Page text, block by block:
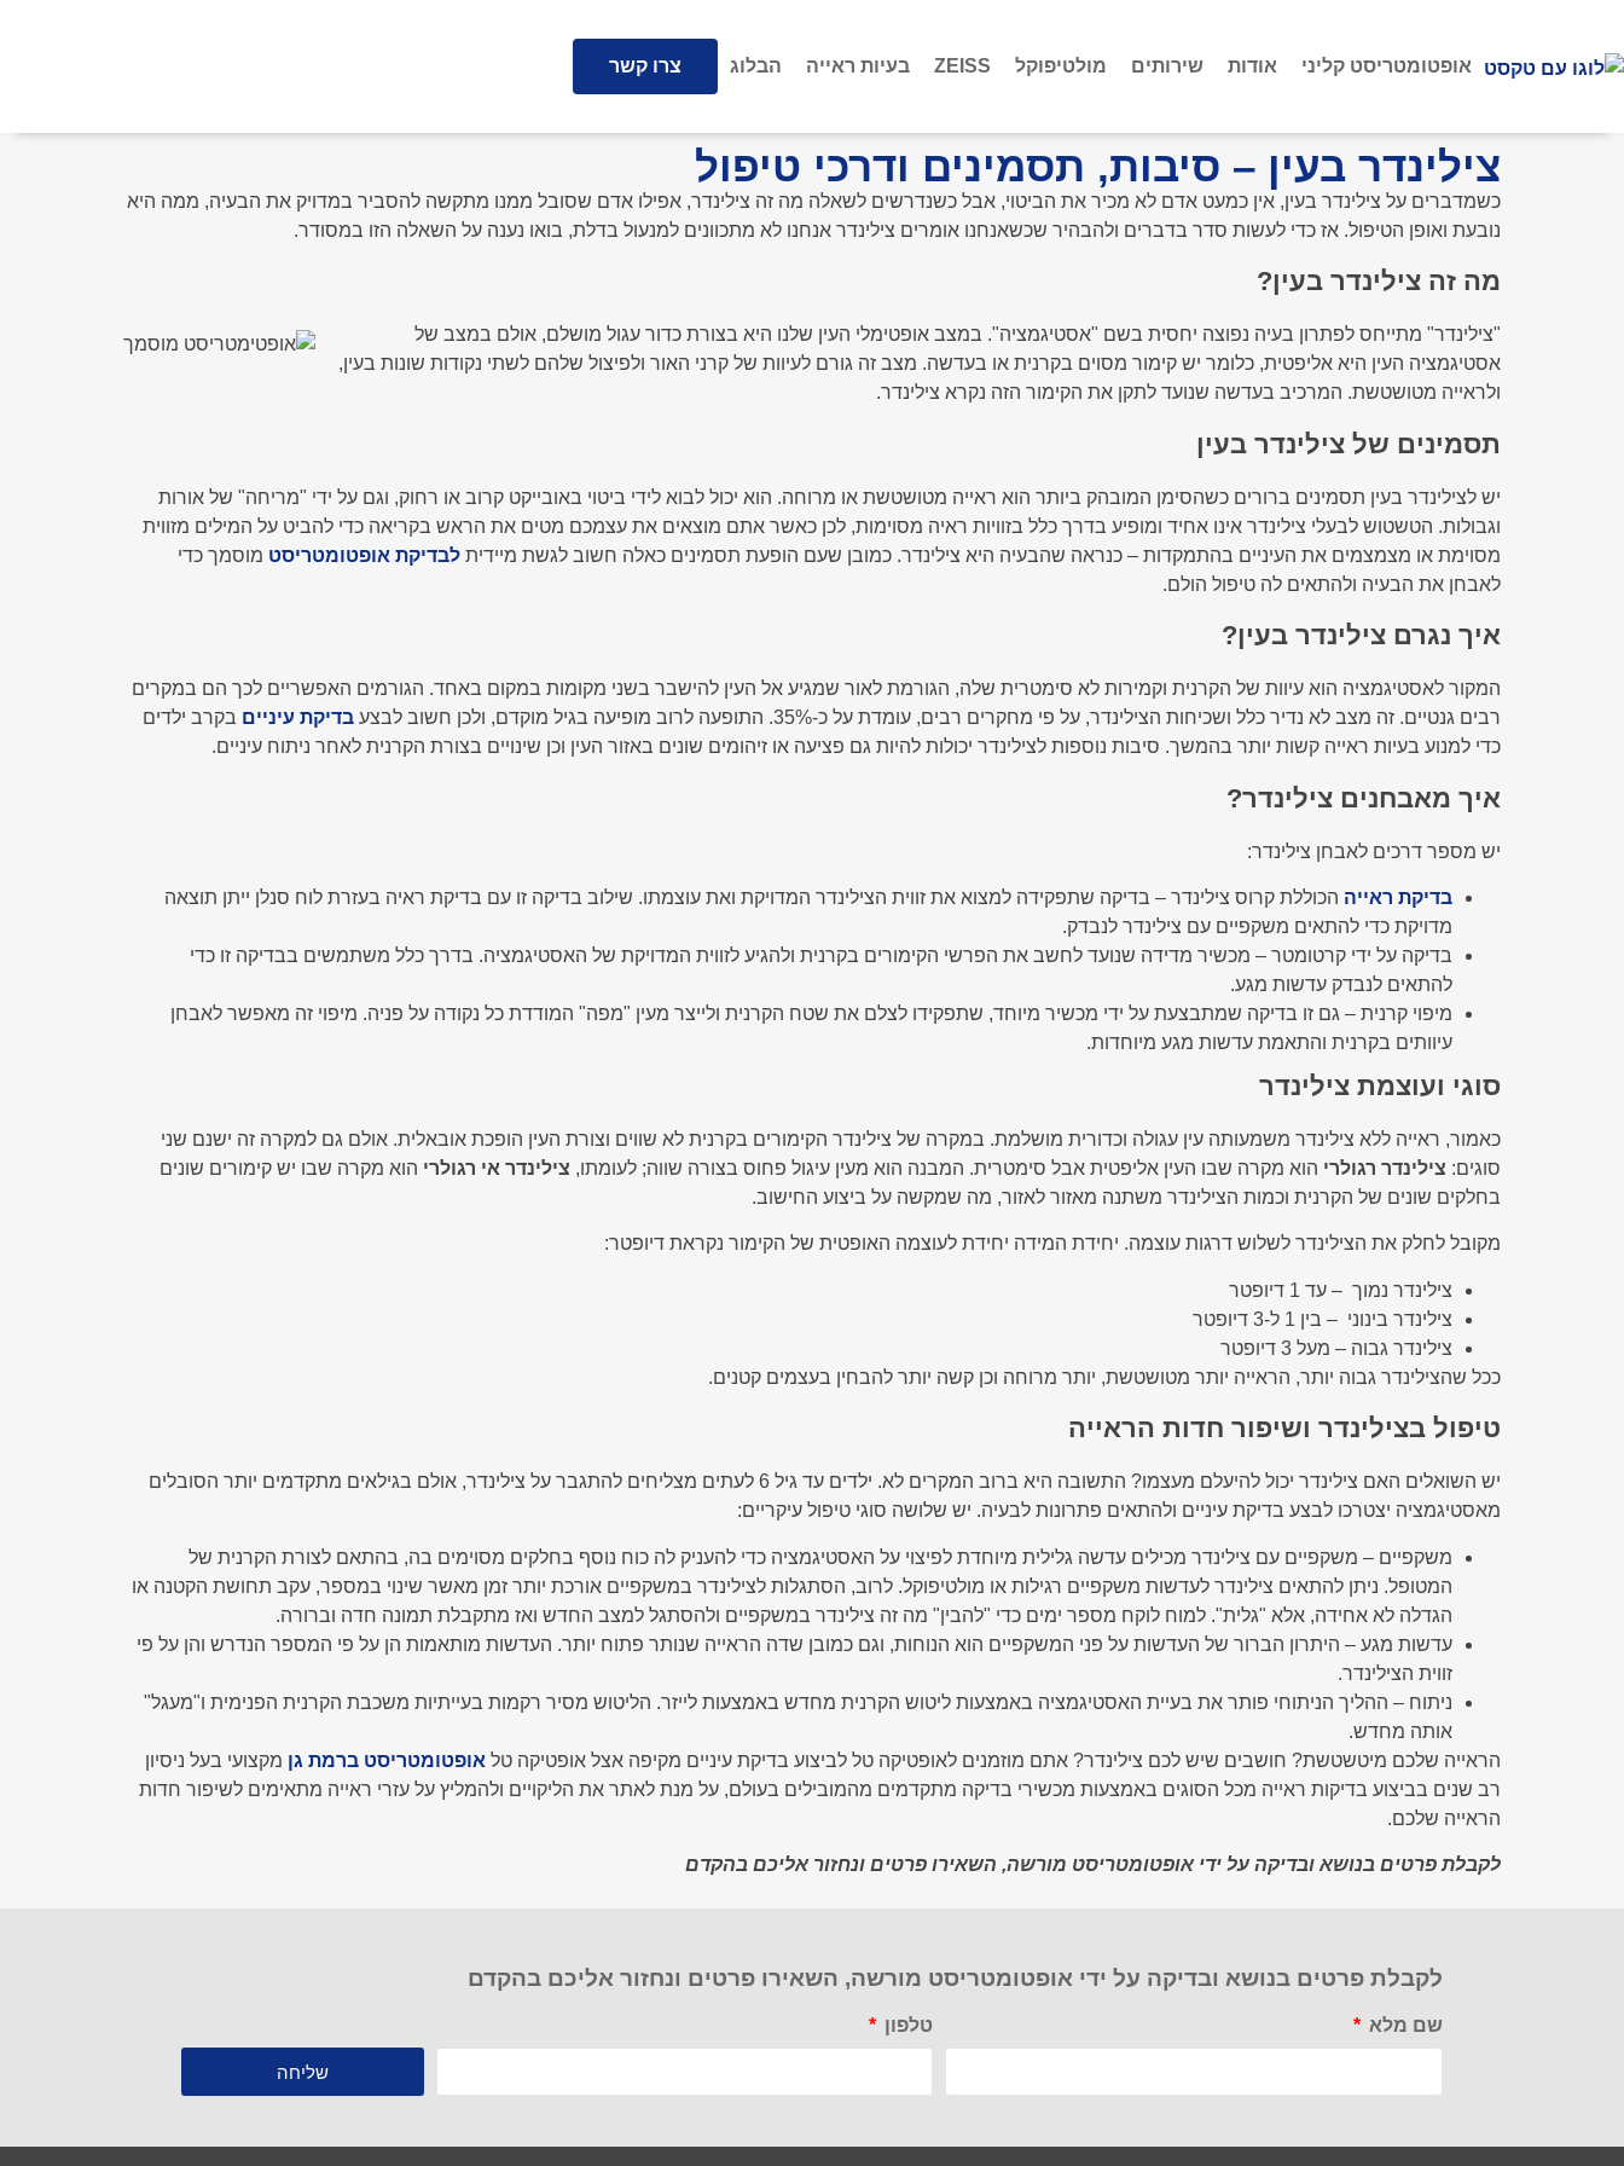
אופטומטריסט קליני אודות שירותים מולטיפוקל ZEISS בעיות ראייה הבלוג צרו קשר
צילינדר בעין – סיבות, תסמינים ודרכי טיפול
כשמדברים על צילינדר בעין, אין כמעט אדם לא מכיר את הביטוי, אבל כשנדרשים לשאלה מה זה צילינדר, אפילו אדם שסובל ממנו מתקשה להסביר במדויק את הבעיה, ממה היא
נובעת ואופן הטיפול. אז כדי לעשות סדר בדברים ולהבהיר שכשאנחנו אומרים צילינדר אנחנו לא מתכוונים למנעול בדלת, בואו נענה על השאלה הזו במסודר.
מה זה צילינדר בעין?
"צילינדר" מתייחס לפתרון בעיה נפוצה יחסית בשם "אסטיגמציה". במצב אופטימלי העין שלנו היא בצורת כדור עגול מושלם, אולם במצב של
אסטיגמציה העין היא אליפטית, כלומר יש קימור מסוים בקרנית או בעדשה. מצב זה גורם לעיוות של קרני האור ולפיצול שלהם לשתי נקודות שונות בעין,
ולראייה מטושטשת. המרכיב בעדשה שנועד לתקן את הקימור הזה נקרא צילינדר.
תסמינים של צילינדר בעין
יש לצילינדר בעין תסמינים ברורים כשהסימן המובהק ביותר הוא ראייה מטושטשת או מרוחה. הוא יכול לבוא לידי ביטוי באובייקט קרוב או רחוק, וגם על ידי "מריחה" של אורות
וגבולות. הטשטוש לבעלי צילינדר אינו אחיד ומופיע בדרך כלל בזוויות ראיה מסוימות, לכן כאשר אתם מוצאים את עצמכם מטים את הראש בקריאה כדי להביט על המילים מזווית
מסוימת או מצמצמים את העיניים בהתמקדות – כנראה שהבעיה היא צילינדר. כמובן שעם הופעת תסמינים כאלה חשוב לגשת מיידית לבדיקת אופטומטריסט מוסמך כדי
לאבחן את הבעיה ולהתאים לה טיפול הולם.
איך נגרם צילינדר בעין?
המקור לאסטיגמציה הוא עיוות של הקרנית וקמירות לא סימטרית שלה, הגורמת לאור שמגיע אל העין להישבר בשני מקומות במקום באחד. הגורמים האפשריים לכך הם במקרים
רבים גנטיים. זה מצב לא נדיר כלל ושכיחות הצילינדר, על פי מחקרים רבים, עומדת על כ-35%. התופעה לרוב מופיעה בגיל מוקדם, ולכן חשוב לבצע
בדיקת עיניים בקרב ילדים
כדי למנוע בעיות ראייה קשות יותר בהמשך. סיבות נוספות לצילינדר יכולות להיות גם פציעה או זיהומים שונים באזור העין וכן שינויים בצורת הקרנית לאחר ניתוח עיניים.
איך מאבחנים צילינדר?
יש מספר דרכים לאבחן צילינדר:
בדיקת ראייה הכוללת קרוס צילינדר – בדיקה שתפקידה למצוא את זווית הצילינדר המדויקת ואת עוצמתו. שילוב בדיקה זו עם בדיקת ראיה בעזרת לוח סנלן ייתן תוצאה
מדויקת כדי להתאים משקפיים עם צילינדר לנבדק.
בדיקה על ידי קרטומטר – מכשיר מדידה שנועד לחשב את הפרשי הקימורים בקרנית ולהגיע לזווית המדויקת של האסטיגמציה. בדרך כלל משתמשים בבדיקה זו כדי
להתאים לנבדק עדשות מגע.
מיפוי קרנית – גם זו בדיקה שמתבצעת על ידי מכשיר מיוחד, שתפקידו לצלם את שטח הקרנית ולייצר מעין "מפה" המודדת כל נקודה על פניה. מיפוי זה מאפשר לאבחן
עיוותים בקרנית והתאמת עדשות מגע מיוחדות.
סוגי ועוצמת צילינדר
כאמור, ראייה ללא צילינדר משמעותה עין עגולה וכדורית מושלמת. במקרה של צילינדר הקימורים בקרנית לא שווים וצורת העין הופכת אובאלית. אולם גם למקרה זה ישנם שני
סוגים: צילינדר רגולרי הוא מקרה שבו העין אליפטית אבל סימטרית. המבנה הוא מעין עיגול פחוס בצורה שווה; לעומתו, צילינדר אי רגולרי הוא מקרה שבו יש קימורים שונים
בחלקים שונים של הקרנית וכמות הצילינדר משתנה מאזור לאזור, מה שמקשה על ביצוע החישוב.
מקובל לחלק את הצילינדר לשלוש דרגות עוצמה. יחידת המידה יחידת לעוצמה האופטית של הקימור נקראת דיופטר:
צילינדר נמוך – עד 1 דיופטר
צילינדר בינוני – בין 1 ל-3 דיופטר
צילינדר גבוה – מעל 3 דיופטר
ככל שהצילינדר גבוה יותר, הראייה יותר מטושטשת, יותר מרוחה וכן קשה יותר להבחין בעצמים קטנים.
טיפול בצילינדר ושיפור חדות הראייה
יש השואלים האם צילינדר יכול להיעלם מעצמו? התשובה היא ברוב המקרים לא. ילדים עד גיל 6 לעתים מצליחים להתגבר על צילינדר, אולם בגילאים מתקדמים יותר הסובלים
מאסטיגמציה יצטרכו לבצע בדיקת עיניים ולהתאים פתרונות לבעיה. יש שלושה סוגי טיפול עיקריים:
משקפיים – משקפיים עם צילינדר מכילים עדשה גלילית מיוחדת לפיצוי על האסטיגמציה כדי להעניק לה כוח נוסף בחלקים מסוימים בה, בהתאם לצורת הקרנית של
המטופל. ניתן להתאים צילינדר לעדשות משקפיים רגילות או מולטיפוקל. לרוב, הסתגלות לצילינדר במשקפיים אורכת יותר זמן מאשר שינוי במספר, עקב תחושת הקטנה או
הגדלה לא אחידה, אלא "גלית". למוח לוקח מספר ימים כדי "להבין" מה זה צילינדר במשקפיים ולהסתגל למצב החדש ואז מתקבלת תמונה חדה וברורה.
עדשות מגע – היתרון הברור של העדשות על פני המשקפיים הוא הנוחות, וגם כמובן שדה הראייה שנותר פתוח יותר. העדשות מותאמות הן על פי המספר הנדרש והן על פי
זווית הצילינדר.
ניתוח – ההליך הניתוחי פותר את בעיית האסטיגמציה באמצעות ליטוש הקרנית מחדש באמצעות לייזר. הליטוש מסיר רקמות בעייתיות משכבת הקרנית הפנימית ו"מעגל"
אותה מחדש.
הראייה שלכם מיטשטשת? חושבים שיש לכם צילינדר? אתם מוזמנים לאופטיקה טל לביצוע בדיקת עיניים מקיפה אצל אופטיקה טל אופטומטריסט ברמת גן מקצועי בעל ניסיון
רב שנים בביצוע בדיקות ראייה מכל הסוגים באמצעות מכשירי בדיקה מתקדמים מהמובילים בעולם, על מנת לאתר את הליקויים ולהמליץ על עזרי ראייה מתאימים לשיפור חדות
הראייה שלכם.
לקבלת פרטים בנושא ובדיקה על ידי אופטומטריסט מורשה, השאירו פרטים ונחזור אליכם בהקדם
לקבלת פרטים בנושא ובדיקה על ידי אופטומטריסט מורשה, השאירו פרטים ונחזור אליכם בהקדם
שם מלא טלפון
שליחה